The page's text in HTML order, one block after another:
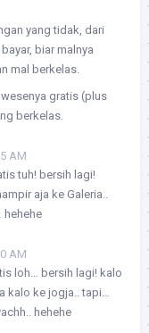
yang tidak, dari
biar malnya
mal berkelas.
gratis (plus
berkelas.
AM
tuh! bersih lagi!
aja ke Galeria..
hehehe
AM
loh… bersih lagi! kalo
kalo ke jogja.. tapi…
hehehe